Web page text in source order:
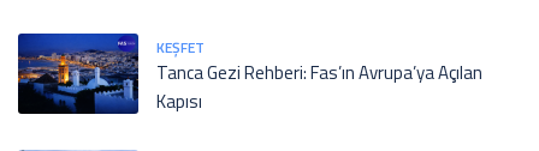
KEŞFET
Tanca Gezi Rehberi: Fas’ın Avrupa’ya Açılan
Kapısı